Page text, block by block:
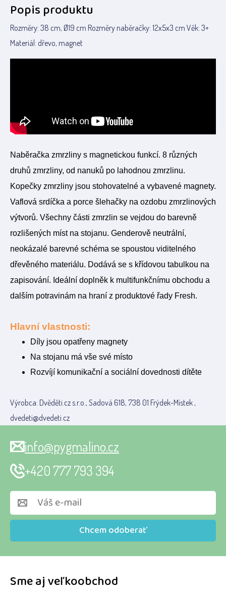
Popis produktu
Rozměry: 38 cm, Ø19 cm Rozměry naběračky: 12x5x3 cm Věk: 3+
Materiál: dřevo, magnet
Naběračka zmrzliny s magnetickou funkcí. 8 různých
druhů zmrzliny, od nanuků po lahodnou zmrzlinu.
Kopečky zmrzliny jsou stohovatelné a vybavené magnety.
Vaflová srdíčka a porce šlehačky na ozdobu zmrzlinových
výtvorů. Všechny části zmrzlin se vejdou do barevně
rozlišených míst na stojanu. Genderově neutrální,
neokázalé barevné schéma se spoustou viditelného
dřevěného materiálu. Dodává se s křídovou tabulkou na
zapisování. Ideální doplněk k multifunkčnímu obchodu a
dalším potravinám na hraní z produktové řady Fresh.
Hlavní vlastnosti:
Díly jsou opatřeny magnety
Na stojanu má vše své místo
Rozvíjí komunikační a sociální dovednosti dítěte
Výrobca: Dvěděti.cz s.r.o., Sadová 618, 738 01 Frýdek-Místek ,
dvedeti@dvedeti.cz
Sme aj veľkoobchod
Chcem odoberať
info@pygmalino.cz
+420 777 793 394